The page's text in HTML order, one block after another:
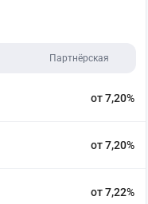
Партнёрская
от 7,20%
от 7,20%
от 7,22%